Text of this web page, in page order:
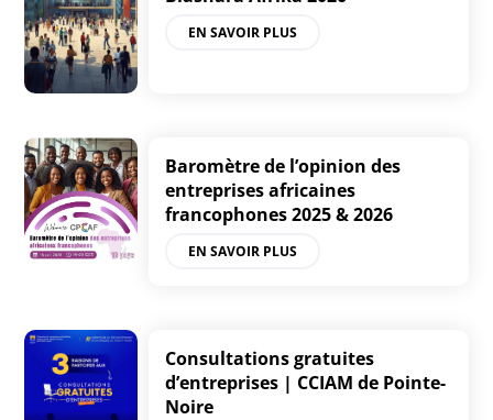
EN SAVOIR PLUS
Baromètre de l’opinion des
entreprises africaines
francophones 2025 & 2026
EN SAVOIR PLUS
Consultations gratuites
d’entreprises | CCIAM de Pointe-
Noire